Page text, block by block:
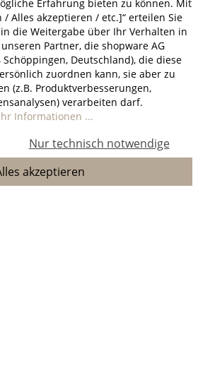
Erfahrung bieten zu können. Mit
/ Alles akzeptieren / etc.]“ erteilen Sie
die Weitergabe über Ihr Verhalten in
Partner, die shopware AG
Deutschland), die diese
zuordnen kann, sie aber zu
(z.B. Produktverbesserungen,
verarbeiten darf.
Informationen ...
Nur technisch notwendige
akzeptieren